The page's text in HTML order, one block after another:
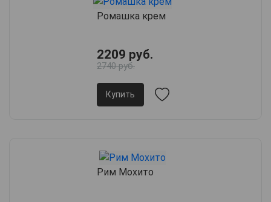
Ромашка крем
2209 руб.
2740 руб.
Купить
Рим Мохито